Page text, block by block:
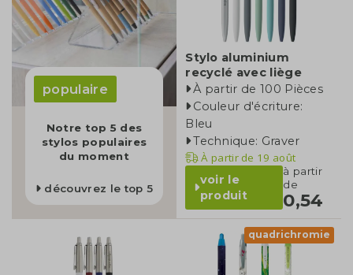
populaire
Notre top 5 des
stylos populaires
du moment
découvrez le top 5
Stylo aluminium
recyclé avec liège
À partir de 100 Pièces
Couleur d'écriture:
Bleu
Technique: Graver
À partir de 19 août
voir le
produit
à partir
de
0,54
quadrichromie